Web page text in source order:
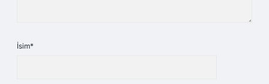
İsim*